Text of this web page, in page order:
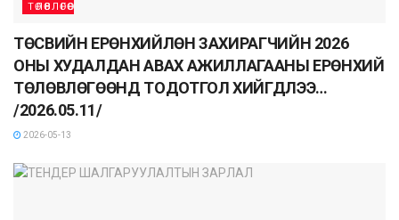
ТӨЛӨВЛӨГӨӨ
ТӨСВИЙН ЕРӨНХИЙЛӨН ЗАХИРАГЧИЙН 2026
ОНЫ ХУДАЛДАН АВАХ АЖИЛЛАГААНЫ ЕРӨНХИЙ
ТӨЛӨВЛӨГӨӨНД ТОДОТГОЛ ХИЙГДЛЭЭ…
/2026.05.11/
2026-05-13